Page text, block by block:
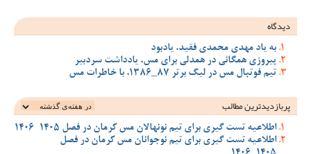
دیدگاه
به یاد مهدی محمدی فقید، یادبود
پیروزی همگانی در همدلی برای مس، یادداشت سردبیر
تیم فوتبال مس در لیگ برتر 87_1386، با خاطرات مس
پربازدیدترین‌ مطالب
اطلاعیه تست گیری برای تیم نونهالان مس کرمان در فصل 1405-1406
اطلاعیه تست گیری برای تیم نوجوانان مس کرمان در فصل